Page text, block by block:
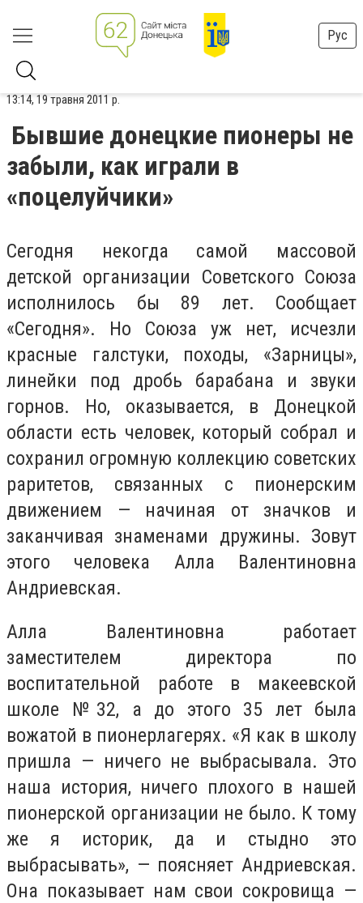
Рус
13:14, 19 травня 2011 р.
Бывшие донецкие пионеры не
забыли, как играли в
«поцелуйчики»
Сегодня некогда самой массовой
детской организации Советского Союза
исполнилось бы 89 лет. Сообщает
«Сегодня». Но Союза уж нет, исчезли
красные галстуки, походы, «Зарницы»,
линейки под дробь барабана и звуки
горнов. Но, оказывается, в Донецкой
области есть человек, который собрал и
сохранил огромную коллекцию советских
раритетов, связанных с пионерским
движением — начиная от значков и
заканчивая знаменами дружины. Зовут
этого человека Алла Валентиновна
Андриевская.
Алла Валентиновна работает
заместителем директора по
воспитательной работе в макеевской
школе №32, а до этого 35 лет была
вожатой в пионерлагерях. «Я как в школу
пришла — ничего не выбрасывала. Это
наша история, ничего плохого в нашей
пионерской организации не было. К тому
же я историк, да и стыдно это
выбрасывать», — поясняет Андриевская.
Она показывает нам свои сокровища —